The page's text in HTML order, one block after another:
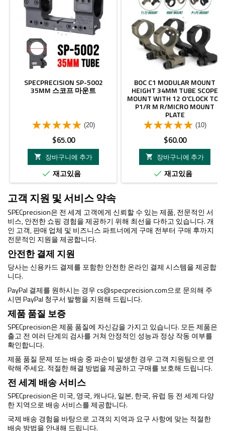
SPECPRECISION SP-5002
35MM 스코프 마운트
(20)
가
격
$65.00

장바구니에 추가
 재고있음
BOC C1 MODULAR MOUNT
HEIGHT 34MM TUBE SCOPE
MOUNT WITH 12 O‘CLOCK TOP
P1/R M R/MICRO MOUNT
PLATE
(10)
가
격
$60.00

장바구니에 추가
 재고있음
고객 지원 및 서비스 약속
SPECprecision은 전 세계 고객에게 신뢰할 수 있는 제품, 전문적인 서
비스, 안전한 쇼핑 경험을 제공하기 위해 최선을 다하고 있습니다. 개
인 고객, 판매 업체 및 비즈니스 파트너에게 구매 전부터 구매 후까지
전문적인 지원을 제공합니다.
안전한 결제 지원
당사는 신용카드 결제를 포함한 안전한 온라인 결제 시스템을 제공합
니다.
PayPal 결제를 원하시는 경우cs@specprecision.com으로 문의해 주
시면 PayPal 청구서 발행을 지원해 드립니다.
제품 품질 보증
SPECprecision은 제품 품질에 자신감을 가지고 있습니다. 모든 제품은
출고 전 여러 단계의 검사를 거쳐 안정적인 성능과 정상 작동 여부를
확인합니다.
제품 품질 문제 또는 배송 중 파손이 발생한 경우 고객 지원팀으로 연
락해 주세요. 적절한 해결 방법을 제공하고 구매를 보호해 드립니다.
전 세계 배송 서비스
SPECprecision은 미국, 영국, 캐나다, 일본, 한국, 유럽 등 전 세계 다양
한 지역으로 배송 서비스를 제공합니다.
국제 배송 경험을 바탕으로 고객의 지역과 요구 사항에 맞는 적절한
배송 방법을 안내해 드립니다.